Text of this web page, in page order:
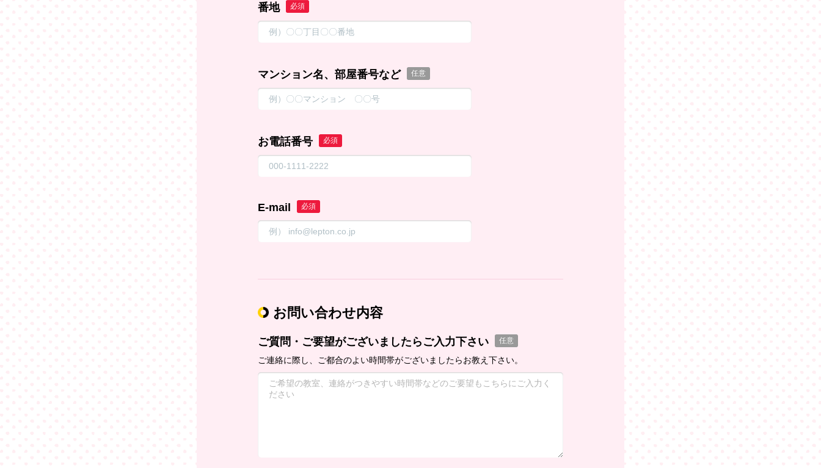
番地 必須
マンション名、部屋番号など 任意
お電話番号 必須
E-mail 必須
お問い合わせ内容
ご質問・ご要望がございましたらご入力下さい 任意
ご連絡に際し、ご都合のよい時間帯がございましたらお教え下さい。